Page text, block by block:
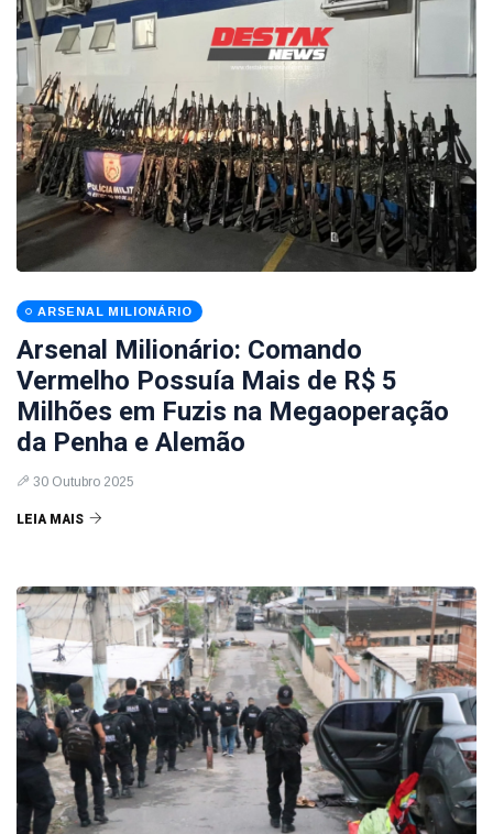
ARSENAL MILIONÁRIO
Arsenal Milionário: Comando
Vermelho Possuía Mais de R$ 5
Milhões em Fuzis na Megaoperação
da Penha e Alemão
30 Outubro 2025
LEIA MAIS